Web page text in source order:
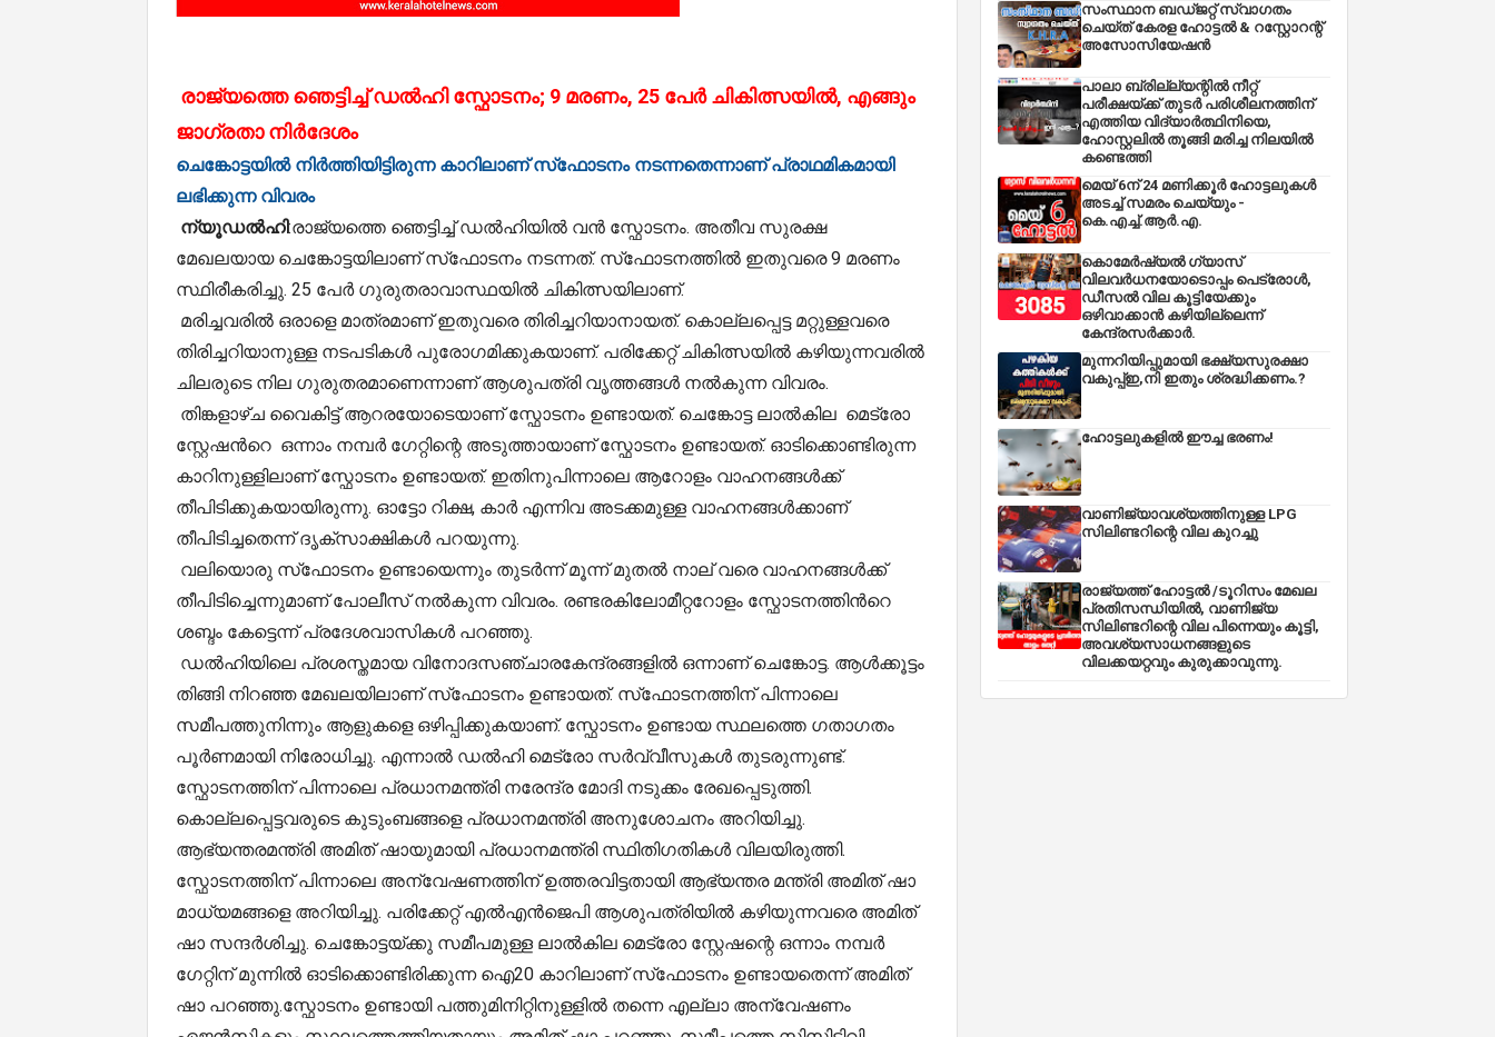
രാജ്യത്തെ ഞെട്ടിച്ച് ഡൽഹി സ്ഫോടനം; 9 മരണം, 25 പേർ ചികിത്സയിൽ, എങ്ങും
ജാഗ്രതാ നിർദേശം
ചെങ്കോട്ടയിൽ നിർത്തിയിട്ടിരുന്ന കാറിലാണ് സ്‌ഫോടനം നടന്നതെന്നാണ് പ്രാഥമികമായി
ലഭിക്കുന്ന വിവരം
ന്യൂഡൽഹി:രാജ്യത്തെ ഞെട്ടിച്ച് ഡൽഹിയിൽ വൻ സ്ഫോടനം. അതീവ സുരക്ഷ
മേഖലയായ ചെങ്കോട്ടയിലാണ് സ്‌ഫോടനം നടന്നത്. സ്‌ഫോടനത്തില്‍ ഇതുവരെ 9 മരണം
സ്ഥിരീകരിച്ചു. 25 പേർ ഗുരുതരാവാസ്ഥയിൽ ചികിത്സയിലാണ്.
മരിച്ചവരിൽ ഒരാളെ മാത്രമാണ് ഇതുവരെ തിരിച്ചറിയാനായത്. കൊല്ലപ്പെട്ട മറ്റുള്ളവരെ
തിരിച്ചറിയാനുള്ള നടപടികൾ പുരോഗമിക്കുകയാണ്. പരിക്കേറ്റ് ചികിത്സയിൽ കഴിയുന്നവരിൽ
ചിലരുടെ നില ഗുരുതരമാണെന്നാണ് ആശുപത്രി വൃത്തങ്ങൾ നൽകുന്ന വിവരം.
തിങ്കളാഴ്ച വൈകിട്ട് ആറരയോടെയാണ് സ്ഫോടനം ഉണ്ടായത്. ചെങ്കോട്ട ലാല്‍കില മെട്രോ
സ്റ്റേഷൻറെ ഒന്നാം നമ്പർ ഗേറ്റിന്റെ അടുത്തായാണ് സ്ഫോടനം ഉണ്ടായത്. ഓടിക്കൊണ്ടിരുന്ന
കാറിനുള്ളിലാണ് സ്ഫോടനം ഉണ്ടായത്. ഇതിനുപിന്നാലെ ആറോളം വാഹനങ്ങൾക്ക്
തീപിടിക്കുകയായിരുന്നു. ഓട്ടോ റിക്ഷ, കാർ എന്നിവ അടക്കമുള്ള വാഹനങ്ങൾക്കാണ്
തീപിടിച്ചതെന്ന് ദൃക്സാക്ഷികൾ പറയുന്നു.
വലിയൊരു സ്‌ഫോടനം ഉണ്ടായെന്നും തുടർന്ന് മൂന്ന് മുതൽ നാല് വരെ വാഹനങ്ങൾക്ക്
തീപിടിച്ചെന്നുമാണ് പോലീസ് നൽകുന്ന വിവരം. രണ്ടരകിലോമീറ്ററോളം സ്ഫോടനത്തിൻറെ
ശബ്ദം കേട്ടെന്ന് പ്രദേശവാസികൾ പറഞ്ഞു.
ഡല്‍ഹിയിലെ പ്രശസ്തമായ വിനോദസഞ്ചാരകേന്ദ്രങ്ങളില്‍ ഒന്നാണ് ചെങ്കോട്ട. ആള്‍ക്കൂട്ടം
തിങ്ങി നിറഞ്ഞ മേഖലയിലാണ് സ്‌ഫോടനം ഉണ്ടായത്. സ്‌ഫോടനത്തിന് പിന്നാലെ
സമീപത്തുനിന്നും ആളുകളെ ഒഴിപ്പിക്കുകയാണ്. സ്ഫോടനം ഉണ്ടായ സ്ഥലത്തെ ഗതാഗതം
പൂർണമായി നിരോധിച്ചു. എന്നാൽ ഡൽഹി മെട്രോ സർവ്വീസുകൾ തുടരുന്നുണ്ട്.
സ്ഫോടനത്തിന് പിന്നാലെ പ്രധാനമന്ത്രി നരേന്ദ്ര മോദി നടുക്കം രേഖപ്പെടുത്തി.
കൊല്ലപ്പെട്ടവരുടെ കുടുംബങ്ങളെ പ്രധാനമന്ത്രി അനുശോചനം അറിയിച്ചു.
ആഭ്യന്തരമന്ത്രി അമിത് ഷായുമായി പ്രധാനമന്ത്രി സ്ഥിതിഗതികൾ വിലയിരുത്തി.
സ്ഫോടനത്തിന് പിന്നാലെ അന്വേഷണത്തിന് ഉത്തരവിട്ടതായി ആഭ്യന്തര മന്ത്രി അമിത് ഷാ
മാധ്യമങ്ങളെ അറിയിച്ചു. പരിക്കേറ്റ് എല്‍എന്‍ജെപി ആശുപത്രിയില്‍ കഴിയുന്നവരെ അമിത്
ഷാ സന്ദർശിച്ചു. ചെങ്കോട്ടയ്ക്കു സമീപമുള്ള ലാല്‍കില മെട്രോ സ്റ്റേഷന്റെ ഒന്നാം നമ്പര്‍
ഗേറ്റിന് മുന്നില്‍ ഓടിക്കൊണ്ടിരിക്കുന്ന ഐ20 കാറിലാണ് സ്‌ഫോടനം ഉണ്ടായതെന്ന് അമിത്
ഷാ പറഞ്ഞു.സ്ഫോടനം ഉണ്ടായി പത്തുമിനിറ്റിനുള്ളില്‍ തന്നെ എല്ലാ അന്വേഷണം
സംസ്ഥാന ബഡ്‌ജറ്റ് സ്വാഗതം
ചെയ്ത് കേരള ഹോട്ടൽ & റസ്റ്റോറന്റ്
അസോസിയേഷൻ
പാലാ ബ്രില്ല്യന്റിൽ നീറ്റ്
പരീക്ഷയ്ക്ക് തുടർ പരിശീലനത്തിന്
എത്തിയ വിദ്യാർത്ഥിനിയെ,
ഹോസ്റ്റലിൽ തൂങ്ങി മരിച്ച നിലയിൽ
കണ്ടെത്തി
മെയ് 6ന് 24 മണിക്കൂർ ഹോട്ടലുകൾ
അടച്ച് സമരം ചെയ്യും -
കെ.എച്ച്.ആർ.എ.
കൊമേർഷ്യൽ ഗ്യാസ്
വിലവർധനയോടൊപ്പം പെട്രോൾ,
ഡീസല്‍ വില കൂട്ടിയേക്കും
ഒഴിവാക്കാന്‍ കഴിയില്ലെന്ന്
കേന്ദ്രസര്‍ക്കാര്‍.
മുന്നറിയിപ്പുമായി ഭക്ഷ്യസുരക്ഷാ
വകുപ്പ്ഇ,നി ഇതും ശ്രദ്ധിക്കണം.?
ഹോട്ടലുകളിൽ ഈച്ച ഭരണം!
വാണിജ്യാവശ്യത്തിനുള്ള LPG
സിലിണ്ടറിന്റെ വില കുറച്ചു
രാജ്യത്ത് ഹോട്ടൽ /ടൂറിസം മേഖല
പ്രതിസന്ധിയിൽ, വാണിജ്യ
സിലിണ്ടറിന്റെ വില പിന്നെയും കൂട്ടി,
അവശ്യസാധനങ്ങളുടെ
വിലക്കയറ്റവും കുരുക്കാവുന്നു.